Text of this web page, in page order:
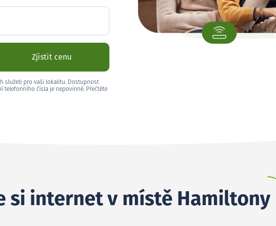
Zjistit cenu
služeb pro vaši lokalitu. Dostupnost
telefonního čísla je nepovinné. Přečtěte
si internet v místě Hamiltony